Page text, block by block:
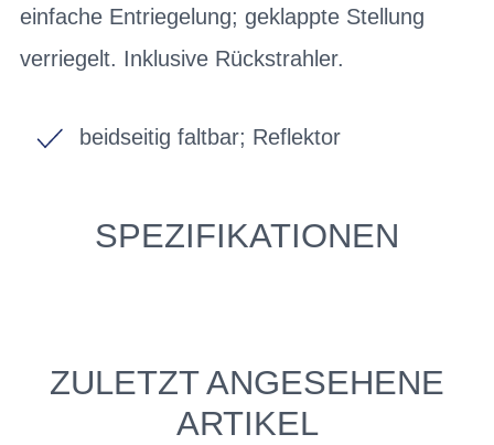
einfache Entriegelung; geklappte Stellung
verriegelt. Inklusive Rückstrahler.
beidseitig faltbar; Reflektor
SPEZIFIKATIONEN
ZULETZT ANGESEHENE
ARTIKEL